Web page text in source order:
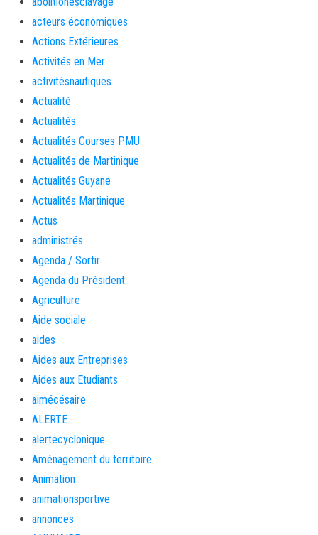
acteurs économiques
Actions Extérieures
Activités en Mer
activitésnautiques
Actualité
Actualités
Actualités Courses PMU
Actualités de Martinique
Actualités Guyane
Actualités Martinique
Actus
administrés
Agenda / Sortir
Agenda du Président
Agriculture
Aide sociale
aides
Aides aux Entreprises
Aides aux Etudiants
aimécésaire
ALERTE
alertecyclonique
Aménagement du territoire
Animation
animationsportive
annonces